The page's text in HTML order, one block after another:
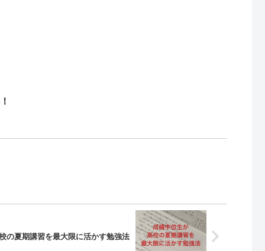
の夏期講習を最大限に活かす勉強法